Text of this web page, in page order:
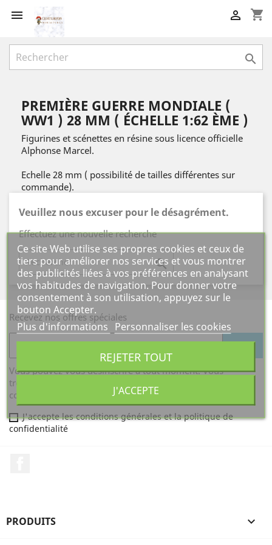
 shopping_cart


PREMIÈRE GUERRE MONDIALE (
WW1 ) 28 MM ( ÉCHELLE 1:62 ÈME )
Figurines et scénettes en résine sous licence officielle
Alphonse Marcel.
Echelle 28 mm ( possibilité de tailles différentes sur
commande).
Veuillez nous excuser pour le désagrément.
Effectuez une nouvelle recherche

Recevez nos offres spéciales
Vous pouvez vous désinscrire à tout moment. Vous
trouverez pour cela nos informations de contact dans les
conditions d'utilisation du site.
J'accepte les conditions générales et la politique de
confidentialité
PRODUITS 
Ce site Web utilise ses propres cookies et ceux de
tiers pour améliorer nos services et vous montrer
des publicités liées à vos préférences en analysant
vos habitudes de navigation. Pour donner votre
consentement à son utilisation, appuyez sur le
bouton Accepter.
Plus d'informations Personnaliser les cookies
REJETER TOUT
J'ACCEPTE